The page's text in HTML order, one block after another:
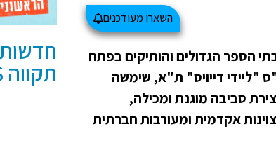
השארו מעודכנים
הספר הגדולים והותיקים בפתח
עבדה בבי"ס "ליידי דייויס" ת"א, שימשה
סביבה מוגנת ומכילה,
אקדמית ומעורבות חברתית
תקווה NEWS